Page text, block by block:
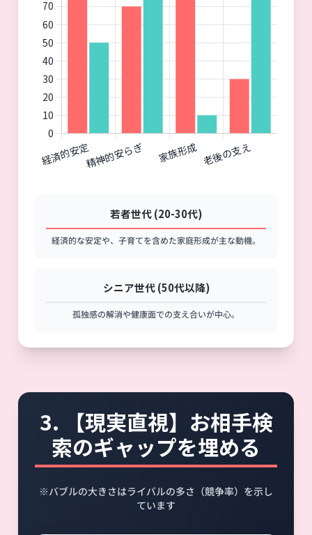
若者世代 (20-30代)
経済的な安定や、子育てを含めた家庭形成が主な動機。
シニア世代 (50代以降)
孤独感の解消や健康面での支え合いが中心。
3. 【現実直視】お相手検
索のギャップを埋める
※バブルの大きさはライバルの多さ（競争率）を示し
ています